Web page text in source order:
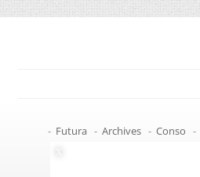
- Futura - Archives - Conso -